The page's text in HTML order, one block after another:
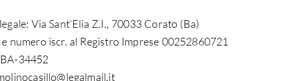
Via Sant’Elia Z.I., 70033 Corato (Ba)
e numero iscr. al Registro Imprese 00252860721
34452